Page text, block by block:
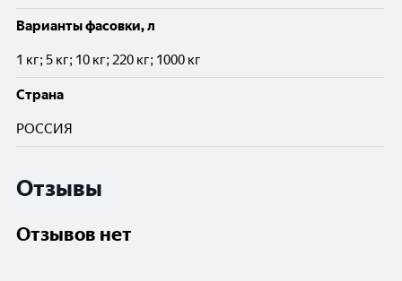
Варианты фасовки, л
1 кг; 5 кг; 10 кг; 220 кг; 1000 кг
Cтрана
РОССИЯ
Отзывы
Отзывов нет